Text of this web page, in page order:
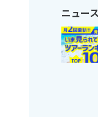
ニュー